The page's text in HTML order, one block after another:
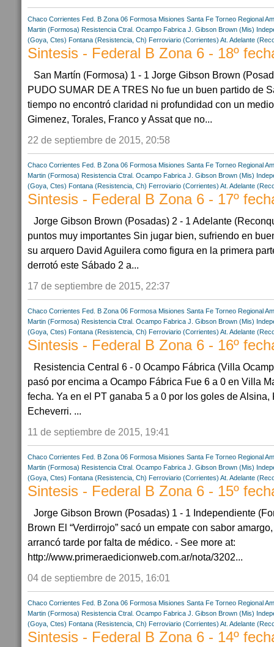
Chaco Corrientes Fed. B Zona 06 Formosa Misiones Santa Fe Torneo Regional
Martin (Formosa) Resistencia Ctral. Ocampo Fabrica J. Gibson Brown (Mis)
(Goya, Ctes) Fontana (Resistencia, Ch) Ferroviario (Corrientes) At. Adelante
Sintesis - Federal B Zona 6 - 18º
San Martín (Formosa) 1 - 1 Jorge Gibson Brown
PUDO SUMAR DE A TRES No fue un buen partido de
tiempo no encontró claridad ni profundidad con un
Gimenez, Torales, Franco y Assat que no...
22 de septiembre de 2015, 20:58
Chaco Corrientes Fed. B Zona 06 Formosa Misiones Santa Fe Torneo Regional
Martin (Formosa) Resistencia Ctral. Ocampo Fabrica J. Gibson Brown (Mis)
(Goya, Ctes) Fontana (Resistencia, Ch) Ferroviario (Corrientes) At. Adelante
Sintesis - Federal B Zona 6 - 17º
Jorge Gibson Brown (Posadas) 2 - 1 Adelante
puntos muy importantes Sin jugar bien, sufriendo en
su arquero David Aguilera como figura en la primera
derrotó este Sábado 2 a...
17 de septiembre de 2015, 22:37
Chaco Corrientes Fed. B Zona 06 Formosa Misiones Santa Fe Torneo Regional
Martin (Formosa) Resistencia Ctral. Ocampo Fabrica J. Gibson Brown (Mis)
(Goya, Ctes) Fontana (Resistencia, Ch) Ferroviario (Corrientes) At. Adelante
Sintesis - Federal B Zona 6 - 16º
Resistencia Central 6 - 0 Ocampo Fábrica (Villa
pasó por encima a Ocampo Fábrica Fue 6 a 0 en Villa
fecha. Ya en el PT ganaba 5 a 0 por los goles de
Echeverri. ...
11 de septiembre de 2015, 19:41
Chaco Corrientes Fed. B Zona 06 Formosa Misiones Santa Fe Torneo Regional
Martin (Formosa) Resistencia Ctral. Ocampo Fabrica J. Gibson Brown (Mis)
(Goya, Ctes) Fontana (Resistencia, Ch) Ferroviario (Corrientes) At. Adelante
Sintesis - Federal B Zona 6 - 15º
Jorge Gibson Brown (Posadas) 1 - 1 Independiente
Brown El “Verdirrojo” sacó un empate con sabor
arrancó tarde por falta de médico. - See more at:
http://www.primeraedicionweb.com.ar/nota/3202...
04 de septiembre de 2015, 16:01
Chaco Corrientes Fed. B Zona 06 Formosa Misiones Santa Fe Torneo Regional
Martin (Formosa) Resistencia Ctral. Ocampo Fabrica J. Gibson Brown (Mis)
(Goya, Ctes) Fontana (Resistencia, Ch) Ferroviario (Corrientes) At. Adelante
Sintesis - Federal B Zona 6 - 14º